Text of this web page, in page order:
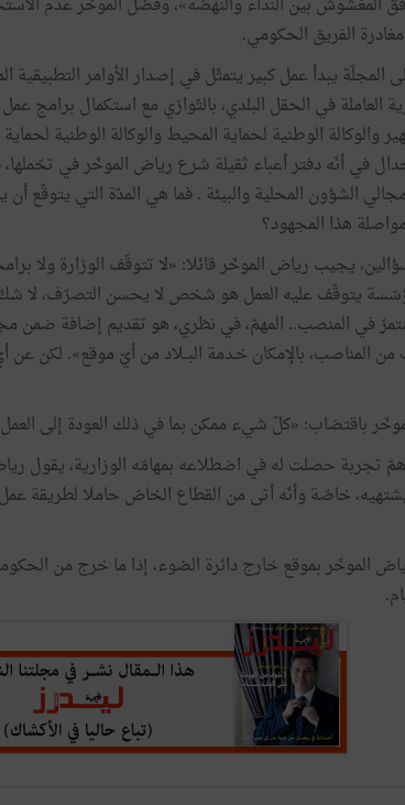
الفريق الحكومي.
المجلّة يبدأ عمل كبير يتمثّل في إصدار الأوامر التطبيقية
العاملة في الحقل البلدي، بالتّوازي مع استكمال برامج
والوكالة الوطنية لحماية المحيط والوكالة الوطنية
جدال في أنّه دفتر أعباء ثقيلة شرع رياض الموخّر في
الشؤون المحلية والبيئة . فما هي المدّة التي يتوقّع
هذا المجهود؟
يجيب رياض الموخّر قائلا: «لا تتوقّف الوزارة
يتوقّف عليه العمل هو شخص لا يحسن التصرّف، لا شكّ
في المنصب.. المهمّ، في نظري، هو تقديم إضافة ضمن
من المناصب، بالإمكان خـدمة البــلاد من أيّ موقع». لكن
باقتضاب: «كلّ شيء ممكن بما في ذلك العودة إلى
حصلت له في اضطلاعه بمهامّه الوزارية، يقول رياض
خاصّة وأنّه أتى من القطاع الخاصّ حاملا لطريقة
الموخّر بموقع خارج دائرة الضوء، إذا ما خرج من